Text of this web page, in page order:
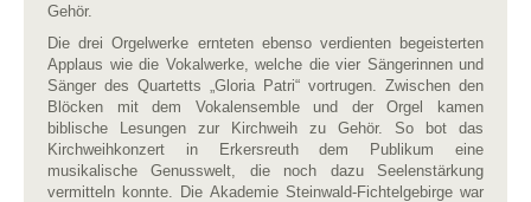
Gehör.
Die drei Orgelwerke ernteten ebenso verdienten begeisterten
Applaus wie die Vokalwerke, welche die vier Sängerinnen und
Sänger des Quartetts „Gloria Patri“ vortrugen. Zwischen den
Blöcken mit dem Vokalensemble und der Orgel kamen
biblische Lesungen zur Kirchweih zu Gehör. So bot das
Kirchweihkonzert in Erkersreuth dem Publikum eine
musikalische Genusswelt, die noch dazu Seelenstärkung
vermitteln konnte. Die Akademie Steinwald-Fichtelgebirge war